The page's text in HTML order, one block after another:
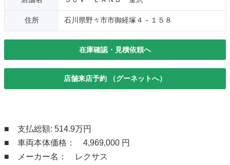
住所 石川県野々市市御経塚４－１５８
在庫確認・見積依頼へ
店舗来店予約 （グーネットへ）
■ 支払総額: 514.9万円
■ 車両本体価格： 4,969,000 円
■ メーカー名： レクサス